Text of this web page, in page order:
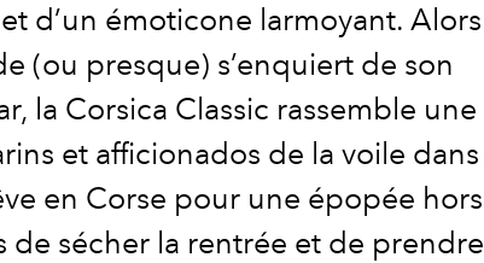
d’un émoticone larmoyant. Alors
(ou presque) s’enquiert de son
la Corsica Classic rassemble une
et afficionados de la voile dans
en Corse pour une épopée hors
de sécher la rentrée et de prendre